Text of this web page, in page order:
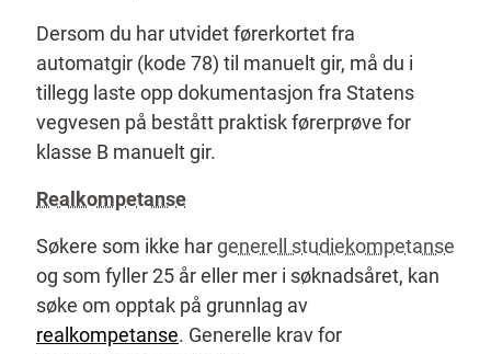
Dersom du har utvidet førerkortet fra
automatgir (kode 78) til manuelt gir, må du i
tillegg laste opp dokumentasjon fra Statens
vegvesen på bestått praktisk førerprøve for
klasse B manuelt gir.
Realkompetanse
Søkere som ikke hargenerell studiekompetanse
og som fyller 25 år eller mer i søknadsåret, kan
søke om opptak på grunnlag av
realkompetanse. Generelle krav for